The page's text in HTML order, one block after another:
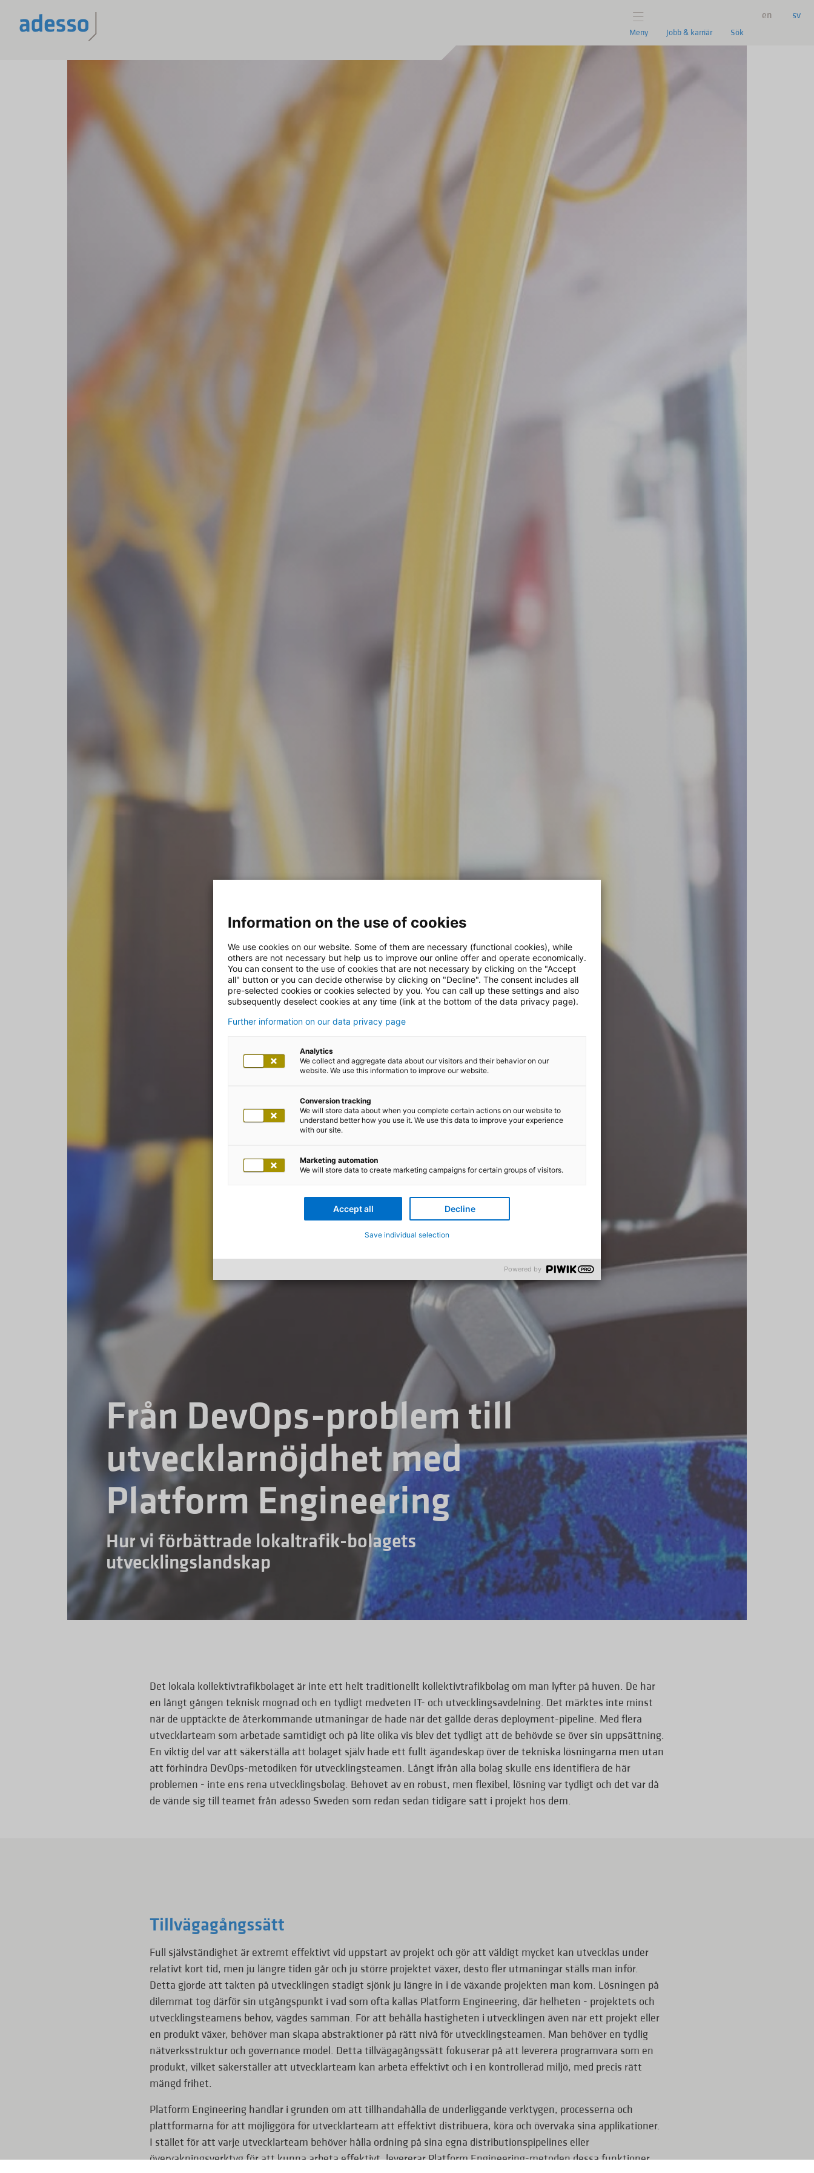
en sv
Meny Jobb & karriär Sök
Från DevOps-problem till
utvecklarnöjdhet med
Platform Engineering
Hur vi förbättrade lokaltrafik-bolagets
utvecklingslandskap
Det lokala kollektivtrafikbolaget är inte ett helt traditionellt kollektivtrafikbolag om man lyfter på huven. De har
en långt gången teknisk mognad och en tydligt medveten IT- och utvecklingsavdelning. Det märktes inte minst
när de upptäckte de återkommande utmaningar de hade när det gällde deras deployment-pipeline. Med flera
utvecklarteam som arbetade samtidigt och på lite olika vis blev det tydligt att de behövde se över sin uppsättning.
En viktig del var att säkerställa att bolaget själv hade ett fullt ägandeskap över de tekniska lösningarna men utan
att förhindra DevOps-metodiken för utvecklingsteamen. Långt ifrån alla bolag skulle ens identifiera de här
problemen - inte ens rena utvecklingsbolag. Behovet av en robust, men flexibel, lösning var tydligt och det var då
de vände sig till teamet från adesso Sweden som redan sedan tidigare satt i projekt hos dem.
Tillvägagångssätt
Full självständighet är extremt effektivt vid uppstart av projekt och gör att väldigt mycket kan utvecklas under
relativt kort tid, men ju längre tiden går och ju större projektet växer, desto fler utmaningar ställs man inför.
Detta gjorde att takten på utvecklingen stadigt sjönk ju längre in i de växande projekten man kom. Lösningen på
dilemmat tog därför sin utgångspunkt i vad som ofta kallas Platform Engineering, där helheten - projektets och
utvecklingsteamens behov, vägdes samman. För att behålla hastigheten i utvecklingen även när ett projekt eller
en produkt växer, behöver man skapa abstraktioner på rätt nivå för utvecklingsteamen. Man behöver en tydlig
nätverksstruktur och governance model. Detta tillvägagångssätt fokuserar på att leverera programvara som en
produkt, vilket säkerställer att utvecklarteam kan arbeta effektivt och i en kontrollerad miljö, med precis rätt
mängd frihet.
Platform Engineering handlar i grunden om att tillhandahålla de underliggande verktygen, processerna och
plattformarna för att möjliggöra för utvecklarteam att effektivt distribuera, köra och övervaka sina applikationer.
I stället för att varje utvecklarteam behöver hålla ordning på sina egna distributionspipelines eller
övervakningsverktyg för att kunna arbeta effektivt, levererar Platform Engineering-metoden dessa funktioner
Information on the use of cookies
We use cookies on our website. Some of them are necessary (functional cookies), while
others are not necessary but help us to improve our online offer and operate economically.
You can consent to the use of cookies that are not necessary by clicking on the "Accept
all" button or you can decide otherwise by clicking on "Decline". The consent includes all
pre-selected cookies or cookies selected by you. You can call up these settings and also
subsequently deselect cookies at any time (link at the bottom of the data privacy page).
Further information on our data privacy page
Analytics
We collect and aggregate data about our visitors and their behavior on our
website. We use this information to improve our website.
Conversion tracking
We will store data about when you complete certain actions on our website to
understand better how you use it. We use this data to improve your experience
with our site.
Marketing automation
We will store data to create marketing campaigns for certain groups of visitors.
Accept all Decline
Save individual selection
Powered by